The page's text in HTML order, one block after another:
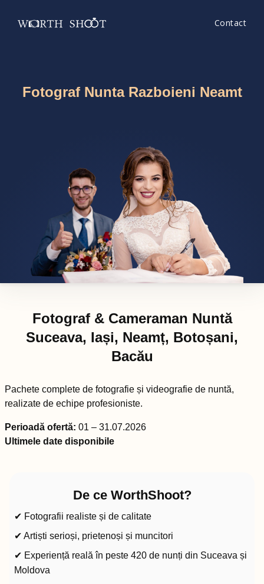
Contact
Fotograf Nunta Razboieni Neamt
Fotograf & Cameraman Nuntă
Suceava, Iași, Neamț, Botoșani,
Bacău
Pachete complete de fotografie și videografie de nuntă,
realizate de echipe profesioniste.
Perioadă ofertă: 01 – 31.07.2026
Ultimele date disponibile
De ce WorthShoot?
✔ Fotografii realiste și de calitate
✔ Artiști serioși, prietenoși și muncitori
✔ Experiență reală în peste 420 de nunți din Suceava și
Moldova